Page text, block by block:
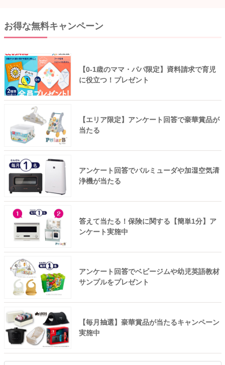
お得な無料キャンペーン
【0-1歳のママ・パパ限定】資料請求で育児
に役立つ！プレゼント
【エリア限定】アンケート回答で豪華賞品が
当たる
アンケート回答でバルミューダや加湿空気清
浄機が当たる
答えて当たる！保険に関する【簡単1分】ア
ンケート実施中
アンケート回答でベビージムや幼児英語教材
サンプルをプレゼント
【毎月抽選】豪華賞品が当たるキャンペーン
実施中